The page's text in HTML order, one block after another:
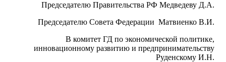
Председателю Правительства РФ Медведеву Д.А.
Председателю Совета Федерации Матвиенко В.И.
В комитет ГД по экономической политике,
инновационному развитию и предпринимательству
Руденскому И.Н.